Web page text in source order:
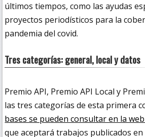
últimos tiempos, como las ayudas
proyectos periodísticos para la
pandemia del covid.
Tres categorías: general, local y datos
Premio API, Premio API Local y
las tres categorías de esta primera
bases se pueden consultar en la
que aceptará trabajos publicados